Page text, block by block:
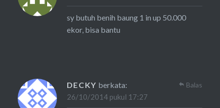
sy butuh benih baung 1 in up 50.000
ekor, bisa bantu
DECKY berkata:
26/10/2014 pukul 17:27
Balas